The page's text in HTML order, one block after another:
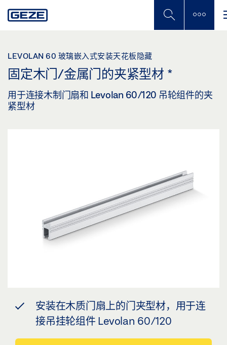
to
LEVOLAN 60 玻璃嵌入式安装天花板隐藏
固定木门/金属门的夹紧型材 *
用于连接木制门扇和 Levolan 60/120 吊轮组件的夹
紧型材
安装在木质门扇上的门夹型材，用于连
接吊挂轮组件 Levolan 60/120